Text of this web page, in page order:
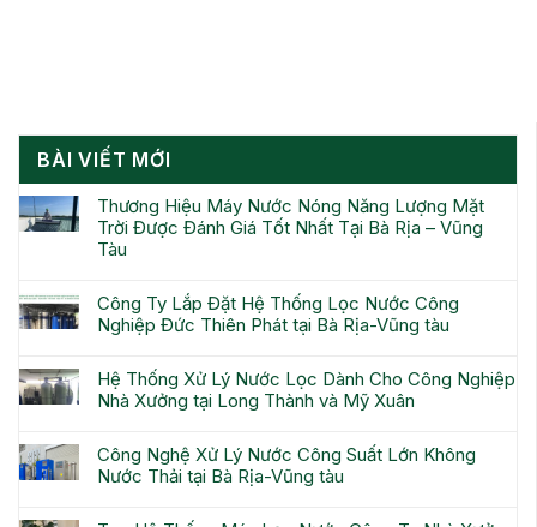
BÀI VIẾT MỚI
Thương Hiệu Máy Nước Nóng Năng Lượng Mặt
Trời Được Đánh Giá Tốt Nhất Tại Bà Rịa – Vũng
Tàu
Công Ty Lắp Đặt Hệ Thống Lọc Nước Công
Nghiệp Đức Thiên Phát tại Bà Rịa-Vũng tàu
Hệ Thống Xử Lý Nước Lọc Dành Cho Công Nghiệp
Nhà Xưởng tại Long Thành và Mỹ Xuân
Công Nghệ Xử Lý Nước Công Suất Lớn Không
Nước Thải tại Bà Rịa-Vũng tàu